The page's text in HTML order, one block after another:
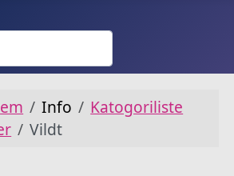
Info
Katogoriliste
Vildt